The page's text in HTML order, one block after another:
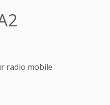
radio mobile